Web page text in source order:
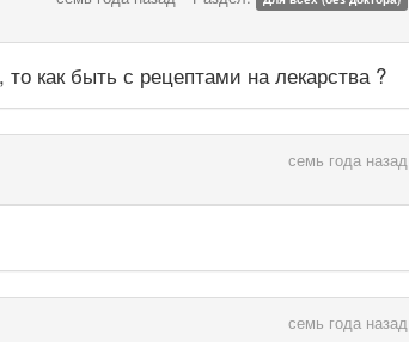
как быть с рецептами на лекарства ?
семь года назад
семь года назад